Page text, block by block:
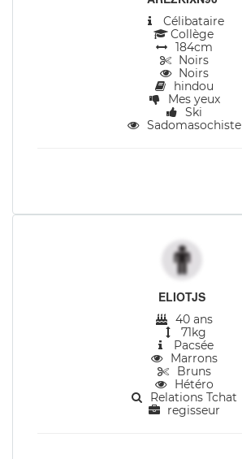
Célibataire
Collège
184cm
Noirs
Noirs
hindou
Mes yeux
Ski
Sadomasochiste
ELIOTJS
40 ans
71kg
Pacsée
Marrons
Bruns
Hétéro
Relations Tchat
regisseur